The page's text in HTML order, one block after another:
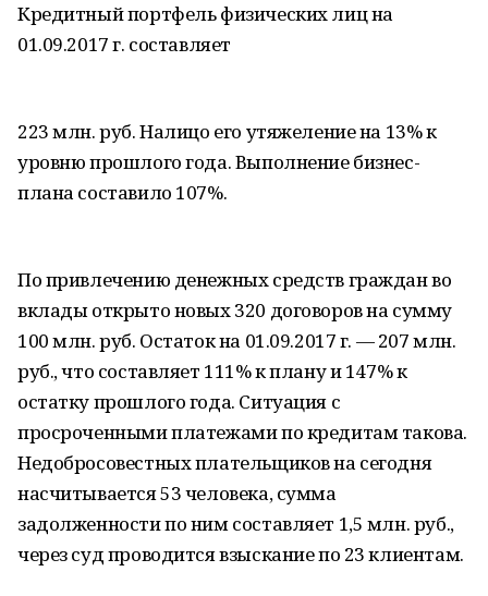
Кредитный портфель физических лиц на
01.09.2017 г. составляет
223 млн. руб. Налицо его утяжеление на 13% к
уровню прошлого года. Выполнение бизнес-
плана составило 107%.
По привлечению денежных средств граждан во
вклады открыто новых 320 договоров на сумму
100 млн. руб. Остаток на 01.09.2017 г. — 207 млн.
руб., что составляет 111% к плану и 147% к
остатку прошлого года. Ситуация с
просроченными платежами по кредитам такова.
Недобросовестных плательщиков на сегодня
насчитывается 53 человека, сумма
задолженности по ним составляет 1,5 млн. руб.,
через суд проводится взыскание по 23 клиентам.